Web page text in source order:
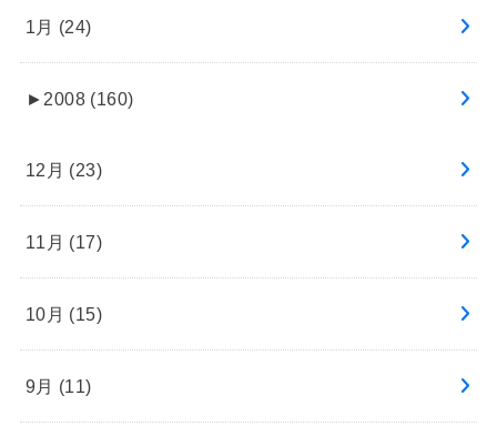
1月 (24)
► 2008 (160)
12月 (23)
11月 (17)
10月 (15)
9月 (11)